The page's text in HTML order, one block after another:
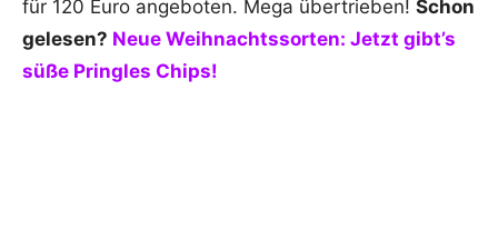
für 120 Euro angeboten. Mega übertrieben! Schon
gelesen? Neue Weihnachtssorten: Jetzt gibt’s
süße Pringles Chips!